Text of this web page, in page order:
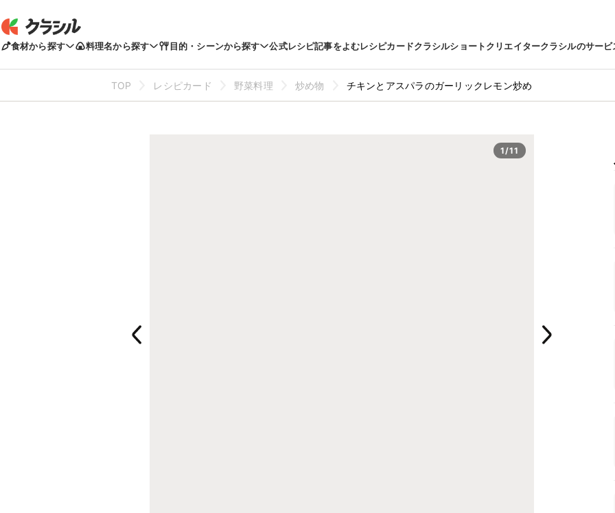
食材から探す 料理名から探す 目的・シーンから探す 公式レシピ記事をよむレシピカードクラシルショートクリエイタークラシルのサービ
TOP レシピカード 野菜料理 炒め物 チキンとアスパラのガーリックレモン炒め
1/11